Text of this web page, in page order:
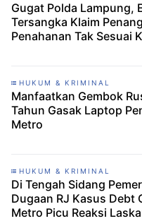
Gugat Polda Lampung,
Tersangka Klaim
Penahanan Tak Sesuai
HUKUM & KRIMINAL
Manfaatkan Gembok
Tahun Gasak Laptop
Metro
HUKUM & KRIMINAL
Di Tengah Sidang
Dugaan RJ Kasus Debt
Metro Picu Reaksi